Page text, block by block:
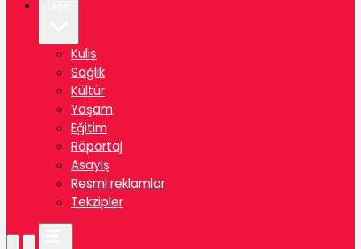
Kulis
Sağlik
Kültür
Yaşam
Eğitim
Röportaj
Asayiş
Resmi reklamlar
Tekzipler